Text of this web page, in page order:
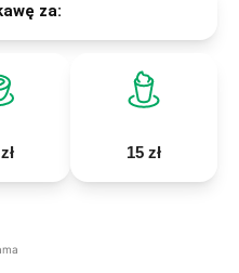
za:
15 zł